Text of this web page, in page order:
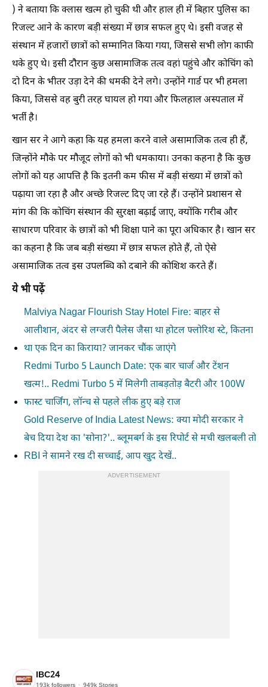
) ने बताया कि क्लास खत्म हो चुकी थी और हाल ही में बिहार पुलिस का
रिजल्ट आने के कारण बड़ी संख्या में छात्र सफल हुए थे। इसी वजह से
संस्थान में हजारों छात्रों को सम्मानित किया गया, जिससे सभी लोग काफी
थके हुए थे। इसी दौरान कुछ असामाजिक तत्व वहां पहुंचे और कोचिंग को
दो दिन के भीतर उड़ा देने की धमकी देने लगे। उन्होंने गार्ड पर भी हमला
किया, जिससे वह बुरी तरह घायल हो गया और फिलहाल अस्पताल में
भर्ती है।
खान सर ने आगे कहा कि यह हमला करने वाले असामाजिक तत्व ही हैं,
जिन्होंने मौके पर मौजूद लोगों को भी धमकाया। उनका कहना है कि कुछ
लोगों को यह आपत्ति है कि इतनी कम फीस में बड़ी संख्या में छात्रों को
पढ़ाया जा रहा है और अच्छे रिजल्ट दिए जा रहे हैं। उन्होंने प्रशासन से
मांग की कि कोचिंग संस्थान की सुरक्षा बढ़ाई जाए, क्योंकि गरीब और
साधारण परिवार के छात्रों को भी शिक्षा पाने का पूरा अधिकार है। खान सर
का कहना है कि जब बड़ी संख्या में छात्र सफल होते हैं, तो ऐसे
असामाजिक तत्व इस उपलब्धि को दबाने की कोशिश करते हैं।
ये भी पढ़ें
Malviya Nagar Flourish Stay Hotel Fire: बाहर से
आलीशान, अंदर से लग्जरी पैलेस जैसा था होटल फ्लोरिश स्टे, कितना
था एक दिन का किराया? जानकर चौंक जाएंगे
Redmi Turbo 5 Launch Date: एक बार चार्ज और टेंशन
खत्म!.. Redmi Turbo 5 में मिलेगी ताबड़तोड़ बैटरी और 100W
फास्ट चार्जिंग, लॉन्च से पहले लीक हुए बड़े राज
Gold Reserve of India Latest News: क्या मोदी सरकार ने
बेच दिया देश का 'सोना?'.. ब्लूमबर्ग के इस रिपोर्ट से मची खलबली तो
RBI ने सामने रख दी सच्चाई, आप खुद देखें..
ADVERTISEMENT
IBC24